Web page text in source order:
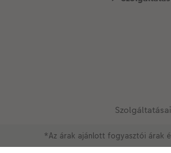
*Az árak ajánlott fogyasztói árak